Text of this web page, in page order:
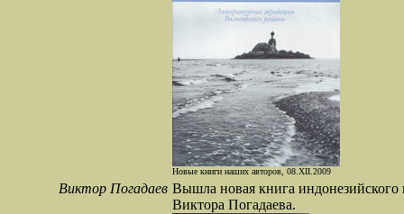
Новые книги наших авторов, 08.XII.2009
Виктор Погадаев Вышла новая книга
Виктора Погадаева.